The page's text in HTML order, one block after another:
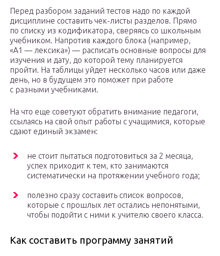
Перед разбором заданий тестов надо по каждой
дисциплине составить чек-листы разделов. Прямо
по списку из кодификатора, сверяясь со школьным
учебником. Напротив каждого блока (например,
«А1 — лексика») — расписать основные вопросы для
изучения и дату, до которой тему планируется
пройти. На таблицы уйдет несколько часов или даже
день, но в будущем это поможет при работе
с разными учебниками.
На что еще советуют обратить внимание педагоги,
ссылаясь на свой опыт работы с учащимися, которые
сдают единый экзамен:
не стоит пытаться подготовиться за 2 месяца,
успех приходит к тем, кто занимаются
систематически на протяжении учебного года;
полезно сразу составить список вопросов,
которые с прошлых лет остались непонятыми,
чтобы подойти с ними к учителю своего класса.
Как составить программу занятий